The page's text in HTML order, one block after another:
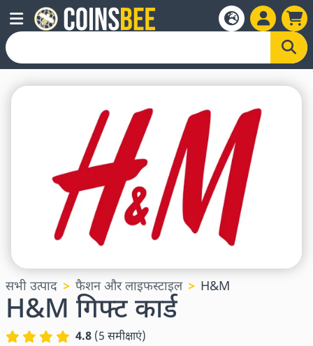
सभी उत्पाद फैशन और लाइफस्टाइल H&M
H&M गिफ्ट कार्ड
4.8 (5 समीक्षाएं)